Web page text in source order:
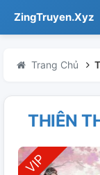
ZingTruyen.Xyz
Trang Chủ
THIÊN